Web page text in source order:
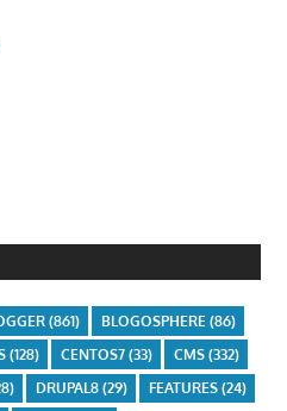
(861) BLOGOSPHERE(86)
(128) CENTOS7(33) CMS(332)
DRUPAL8(29) FEATURES(24)